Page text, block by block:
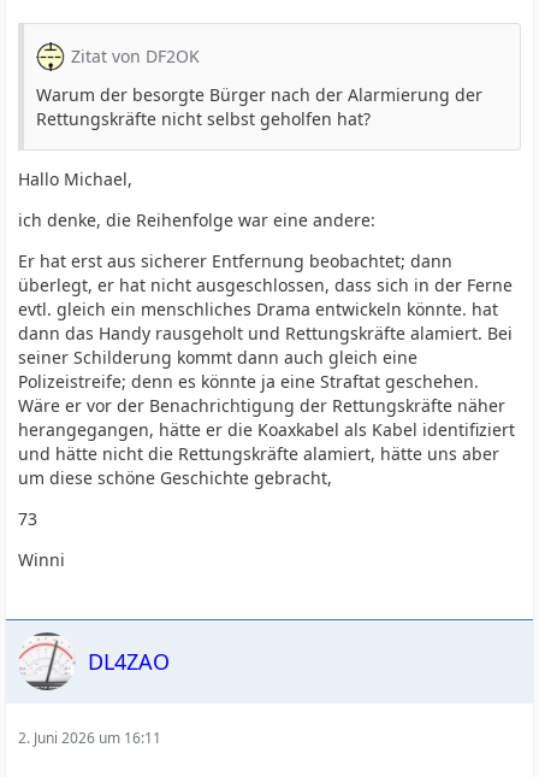
Zitat von DF2OK
Warum der besorgte Bürger nach der Alarmierung der
Rettungskräfte nicht selbst geholfen hat?
Hallo Michael,
ich denke, die Reihenfolge war eine andere:
Er hat erst aus sicherer Entfernung beobachtet; dann
überlegt, er hat nicht ausgeschlossen, dass sich in der Ferne
evtl. gleich ein menschliches Drama entwickeln könnte. hat
dann das Handy rausgeholt und Rettungskräfte alamiert. Bei
seiner Schilderung kommt dann auch gleich eine
Polizeistreife; denn es könnte ja eine Straftat geschehen.
Wäre er vor der Benachrichtigung der Rettungskräfte näher
herangegangen, hätte er die Koaxkabel als Kabel identifiziert
und hätte nicht die Rettungskräfte alamiert, hätte uns aber
um diese schöne Geschichte gebracht,
73
Winni
DL4ZAO
2. Juni 2026 um 16:11